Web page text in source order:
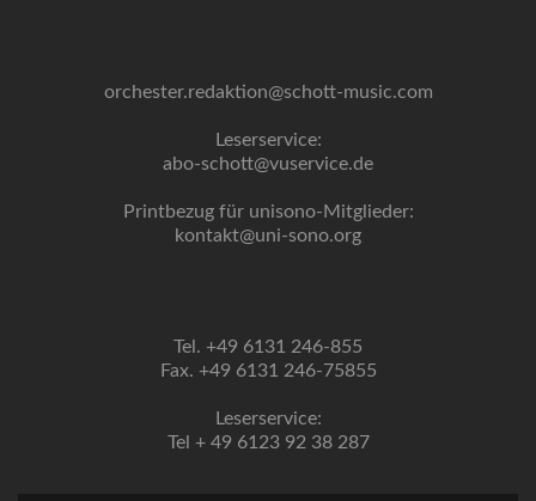
orchester.redaktion@schott-music.com
Leserservice:
abo-schott@vuservice.de
Printbezug für unisono-Mitglieder:
kontakt@uni-sono.org
Tel. +49 6131 246-855
Fax. +49 6131 246-75855
Leserservice:
Tel + 49 6123 92 38 287